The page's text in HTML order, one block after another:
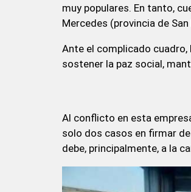
muy populares. En tanto,
Mercedes (provincia de
Ante el complicado
sostener la paz social,
Al conflicto en esta
solo dos casos en firmar
debe, principalmente, a la